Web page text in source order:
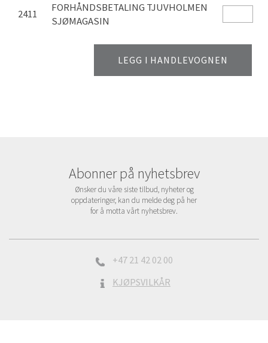
2411
FORHÅNDSBETALING TJUVHOLMEN
SJØMAGASIN
Abonner på nyhetsbrev
Ønsker du våre siste tilbud, nyheter og
oppdateringer, kan du melde deg på her
for å motta vårt nyhetsbrev.
+47 21 42 02 00
KJØPSVILKÅR